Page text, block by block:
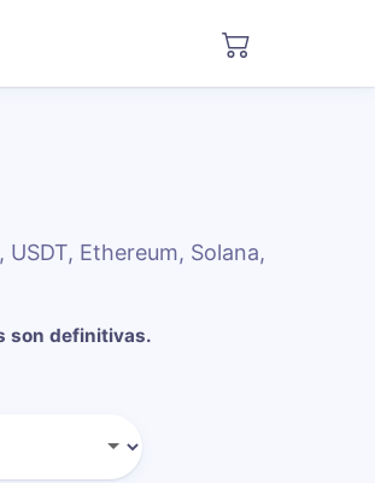
Ethereum, Solana,
son definitivas.